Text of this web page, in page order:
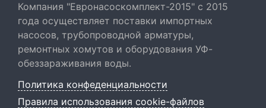
Компания "Евронасоскомплект-2015" с 2015
года осуществляет поставки импортных
насосов, трубопроводной арматуры,
ремонтных хомутов и оборудования УФ-
обеззараживания воды.
Политика конфеденциальности
Правила использования cookie-файлов